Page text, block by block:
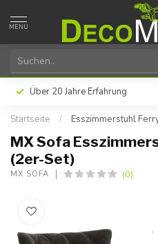
MENU
Über 20 Jahre Erfahrung
Startseite / Esszimmerstuhl
MX Sofa
(2er-Set)
MX SOFA (0)